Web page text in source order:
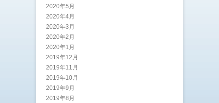
2020年5月
2020年4月
2020年3月
2020年2月
2020年1月
2019年12月
2019年11月
2019年10月
2019年9月
2019年8月